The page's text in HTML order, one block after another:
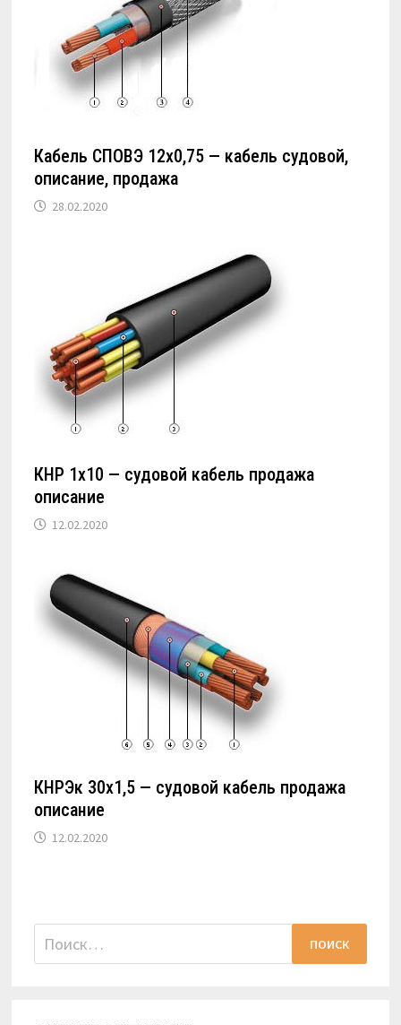
Кабель СПОВЭ 12х0,75 — кабель судовой,
описание, продажа
28.02.2020
КНР 1х10 — судовой кабель продажа
описание
12.02.2020
КНРЭк 30х1,5 — судовой кабель продажа
описание
12.02.2020
Найти: